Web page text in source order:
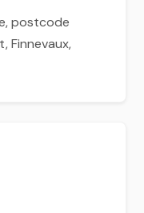
postcode
Finnevaux,